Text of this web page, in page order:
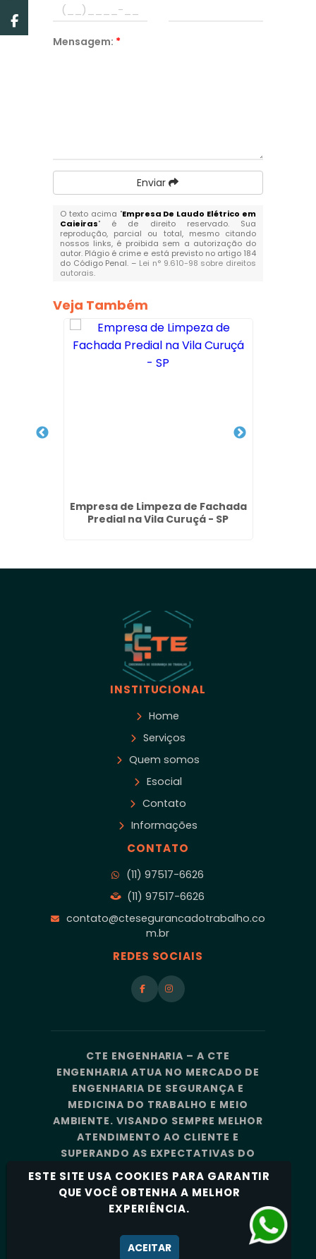
Mensagem: *
Enviar
O texto acima "Empresa De Laudo Elétrico em
Caieiras" é de direito reservado. Sua
reprodução, parcial ou total, mesmo citando
nossos links, é proibida sem a autorização do
autor. Plágio é crime e está previsto no artigo 184
do Código Penal. – Lei n° 9.610-98 sobre direitos
autorais.
Veja Também
Empresa de Limpeza de Fachada
Predial na Vila Curuçá - SP
INSTITUCIONAL
Home
Serviços
Quem somos
Esocial
Contato
Informações
CONTATO
(11) 97517-6626
(11) 97517-6626
contato@ctesegurancadotrabalho.co
m.br
REDES SOCIAIS
CTE ENGENHARIA – A CTE
ENGENHARIA ATUA NO MERCADO DE
ENGENHARIA DE SEGURANÇA E
MEDICINA DO TRABALHO E MEIO
AMBIENTE. VISANDO SEMPRE MELHOR
ATENDIMENTO AO CLIENTE E
SUPERANDO AS EXPECTATIVAS DO
MERCADO, A CTE ENGENHARIA
CONTA COM UMA EQUIPE DE
PROFISSIONAIS ALTAMENTE
CAPACITADOS E ESPECIALIZADOS.
Política de Privacidade
ESTE SITE USA COOKIES PARA GARANTIR
QUE VOCÊ OBTENHA A MELHOR
EXPERIÊNCIA.
ACEITAR